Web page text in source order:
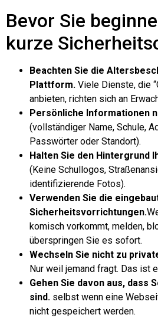
Bevor Sie
kurze
Beachten Sie die
Plattform. Viele Dienste, die
anbieten, richten sich an
Persönliche Informationen
(vollständiger Name, Schule,
Passwörter oder Standort).
Halten Sie den Hintergrund
(Keine Schullogos,
identifizierende Fotos).
Verwenden Sie die
Sicherheitsvorrichtungen.
komisch vorkommt, melden,
überspringen Sie es sofort.
Wechseln Sie nicht zu
Nur weil jemand fragt. Das ist
Gehen Sie davon aus, dass
sind. selbst wenn eine
nicht gespeichert werden.